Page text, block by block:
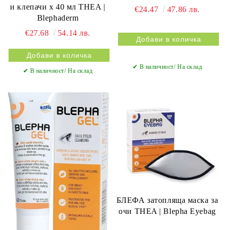
и клепачи х 40 мл THEA |
Blephaderm
€27.68
54.14 лв.
✔ В наличност/ На склад
€24.47
47.86 лв.
✔ В наличност/ На склад
БЛЕФА затопляща маска за
очи THEA | Blepha Eyebag